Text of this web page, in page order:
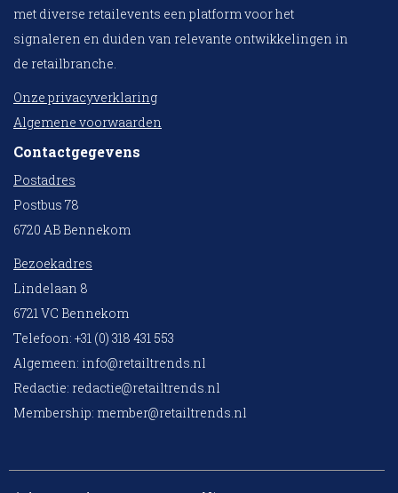
met diverse retailevents een platform voor het
signaleren en duiden van relevante ontwikkelingen in
de retailbranche.
Onze privacyverklaring
Algemene voorwaarden
Contactgegevens
Postadres
Postbus 78
6720 AB Bennekom
Bezoekadres
Lindelaan 8
6721 VC Bennekom
Telefoon: +31 (0) 318 431 553
Algemeen: info@retailtrends.nl
Redactie: redactie@retailtrends.nl
Membership: member@retailtrends.nl